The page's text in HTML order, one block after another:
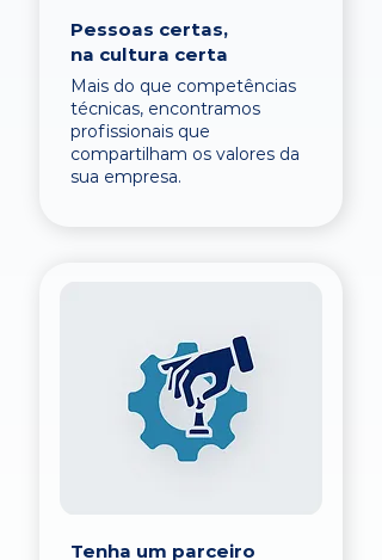
Pessoas certas,
na cultura certa
Mais do que competências
técnicas, encontramos
profissionais que
compartilham os valores da
sua empresa.
Tenha um parceiro